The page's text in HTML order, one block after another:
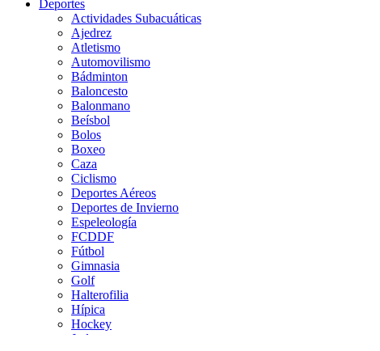
Deportes
Actividades Subacuáticas
Ajedrez
Atletismo
Automovilismo
Bádminton
Baloncesto
Balonmano
Beísbol
Bolos
Boxeo
Caza
Ciclismo
Deportes Aéreos
Deportes de Invierno
Espeleología
FCDDF
Fútbol
Gimnasia
Golf
Halterofilia
Hípica
Hockey
Judo